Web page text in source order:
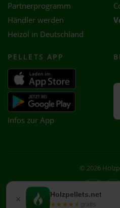
× Holzpellets.net
★★★★★
★★★★★ gratis
Partnerprogramm
Händler werden
Heizöl in Deutschland
PELLETS APP
Infos zur App
© 2026
Facebook